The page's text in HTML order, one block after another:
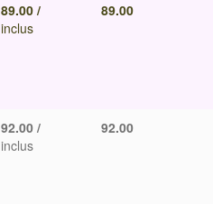
89.00 /
inclus
89.00
92.00 /
inclus
92.00